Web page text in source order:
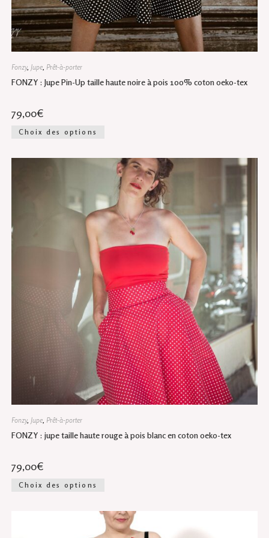
Fonzy, Jupe, Prêt-à-porter
FONZY : Jupe Pin-Up taille haute noire à pois 100% coton oeko-tex
79,00€
Choix des options
variations.
Les
options
peuvent
être
choisies
sur
la
du
produit
Fonzy, Jupe, Prêt-à-porter
FONZY : jupe taille haute rouge à pois blanc en coton oeko-tex
79,00€
Choix des options
variations.
Les
options